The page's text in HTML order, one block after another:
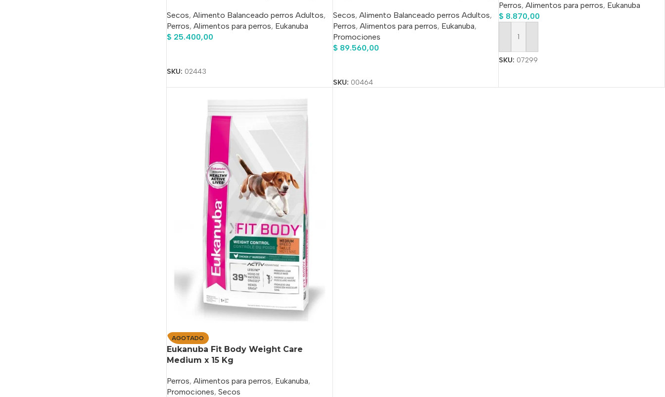
Secos, Alimento Balanceado perros Adultos,
Perros, Alimentos para perros, Eukanuba
$ 25.400,00
SKU: 02443
Secos, Alimento Balanceado perros Adultos,
Perros, Alimentos para perros, Eukanuba,
Promociones
$ 89.560,00
SKU: 00464
Perros, Alimentos para perros, Eukanuba
$ 8.870,00
Añadir Al Carrito
SKU: 07299
AGOTADO
Eukanuba Fit Body Weight Care
Medium x 15 Kg
Perros, Alimentos para perros, Eukanuba,
Promociones, Secos